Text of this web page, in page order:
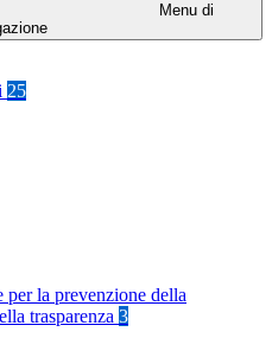
Menu di
25
per la prevenzione della
trasparenza 3